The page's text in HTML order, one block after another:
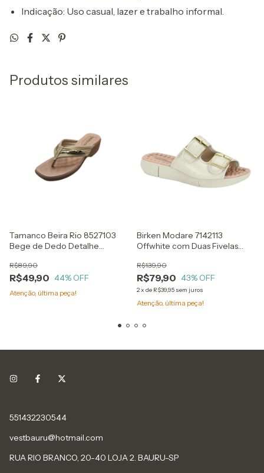
Indicação: Uso casual, lazer e trabalho informal.
Produtos similares
Tamanco Beira Rio 8527103
Bege de Dedo Detalhe
Plataforma Alta
R$49,90
R$89,90
44% OFF
Atenção, última peça!
Birken Modare 7142113
Offwhite com Duas Fivelas
R$79,90
R$139,90
43% OFF
2x de R$39,95 sem juros
Atenção, última peça!
551432230544
vestbauru@hotmail.com
RUA RIO BRANCO, 20-40 LOJA 2. BAURU-SP